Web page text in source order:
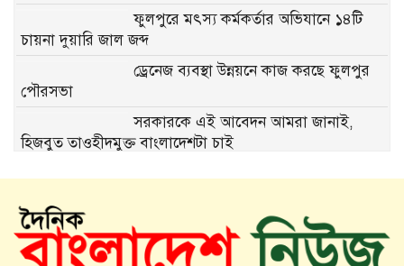
ফুলপুরে মৎস্য কর্মকর্তার অভিযানে ১৪টি
চায়না দুয়ারি জাল জব্দ
ড্রেনেজ ব্যবস্থা উন্নয়নে কাজ করছে ফুলপুর
পৌরসভা
সরকারকে এই আবেদন আমরা জানাই,
হিজবুত তাওহীদমুক্ত বাংলাদেশটা চাই
ফুলপুরে সাবেক উপজেলা চেয়ারম্যান মরহুম
মতি ভাইকে মনে পড়ে: একজন মানুষের